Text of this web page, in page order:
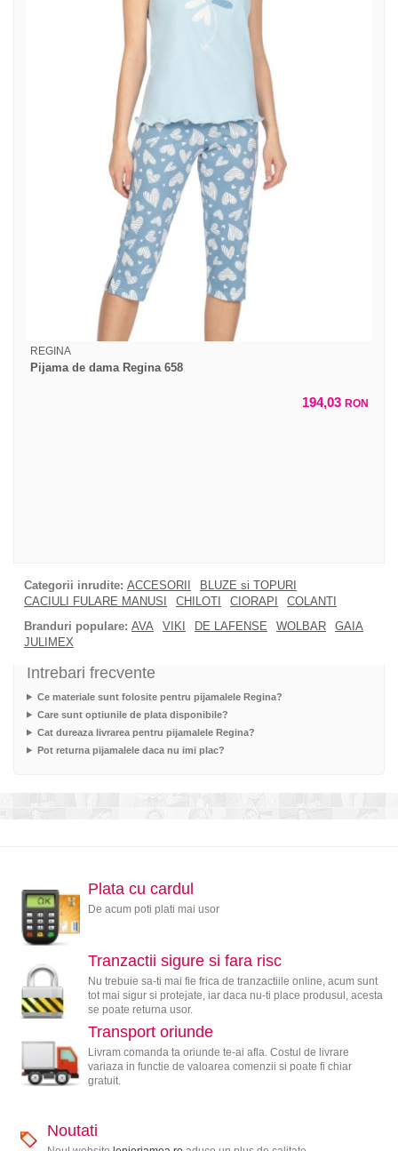
REGINA
Pijama de dama Regina 658
194,03 RON
Categorii inrudite: ACCESORII
BLUZE si TOPURI
CACIULI FULARE MANUSI
CHILOTI CIORAPI
COLANTI
Branduri populare: AVA VIKI DE LAFENSE WOLBAR
GAIA
JULIMEX
Intrebari frecvente
Ce materiale sunt folosite pentru pijamalele Regina?
Care sunt optiunile de plata disponibile?
Cat dureaza livrarea pentru pijamalele Regina?
Pot returna pijamalele daca nu imi plac?
Plata cu cardul
De acum poti plati mai usor
Tranzactii sigure si fara risc
Nu trebuie sa-ti mai fie frica de tranzactiile online, acum sunt
tot mai sigur si protejate, iar daca nu-ti place produsul, acesta
se poate returna usor.
Transport oriunde
Livram comanda ta oriunde te-ai afla. Costul de livrare
variaza in functie de valoarea comenzii si poate fi chiar
gratuit.
Noutati